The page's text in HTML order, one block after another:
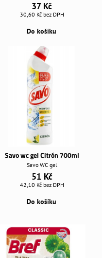
37 Kč
30,60 Kč bez DPH
Do košíku
Savo wc gel Citrón 700ml
Savo WC gel
51 Kč
42,10 Kč bez DPH
Do košíku